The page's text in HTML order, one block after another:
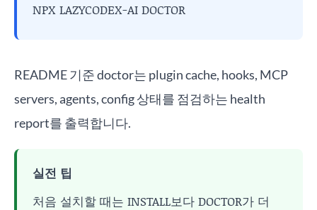
NPX LAZYCODEX-AI DOCTOR
README 기준 doctor는 plugin cache, hooks, MCP
servers, agents, config 상태를 점검하는 health
report를 출력합니다.
실전 팁
처음 설치할 때는 INSTALL보다 DOCTOR가 더